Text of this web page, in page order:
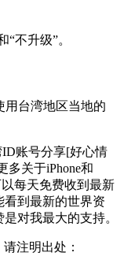
不升级”。
用台湾地区当地的
ID账号分享[好心情
多关于iPhone和
每天免费收到最新
看到最新的世界资
对我最大的支持。
注明出处：